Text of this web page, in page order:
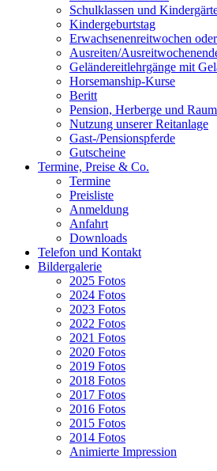
Schulklassen und
Kindergeburtstag
Erwachsenenreitwochen
Ausreiten/
Geländereitlehrgänge mit
Horsemanship-Kurse
Beritt
Pension, Herberge und
Nutzung unserer Reitanlage
Gast-/Pensionspferde
Gutscheine
Termine, Preise & Co.
Termine
Preisliste
Anmeldung
Anfahrt
Downloads
Telefon und Kontakt
Bildergalerie
2025 Fotos
2024 Fotos
2023 Fotos
2022 Fotos
2021 Fotos
2020 Fotos
2019 Fotos
2018 Fotos
2017 Fotos
2016 Fotos
2015 Fotos
2014 Fotos
Animierte Impression